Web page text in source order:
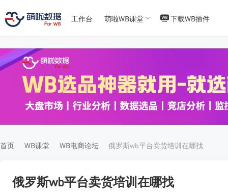
45
工作台 萌啦WB课堂 下载WB插件
首页 WB课堂 WB电商论坛 俄罗斯wb平台卖货培训在哪找
俄罗斯wb平台卖货培训在哪找